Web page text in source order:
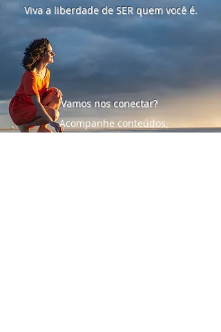
Viva a liberdade de SER quem você é.
Vamos nos conectar?
Acompanhe conteúdos,
novidades e experiências por